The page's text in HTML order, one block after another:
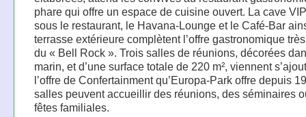
phare qui offre un espace de cuisine ouvert. La cave
sous le restaurant, le Havana-Lounge et le Café-Bar
terrasse extérieure complètent l’offre gastronomique
du « Bell Rock ». Trois salles de réunions, décorées
marin, et d’une surface totale de 220 m², viennent
l’offre de Confertainment qu’Europa-Park offre depuis
salles peuvent accueillir des réunions, des séminaires
fêtes familiales.